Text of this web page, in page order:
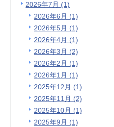
2026年7月 (1)
2026年6月 (1)
2026年5月 (1)
2026年4月 (1)
2026年3月 (2)
2026年2月 (1)
2026年1月 (1)
2025年12月 (1)
2025年11月 (2)
2025年10月 (1)
2025年9月 (1)